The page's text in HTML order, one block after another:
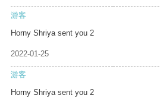
游客
Horny Shriya sent you 2
2022-01-25
游客
Horny Shriya sent you 2